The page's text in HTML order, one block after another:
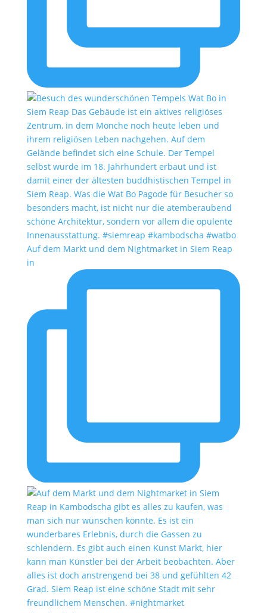
Auf dem Markt und dem Nightmarket in Siem Reap
in